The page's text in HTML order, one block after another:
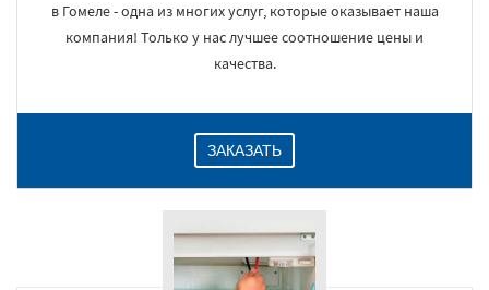
в Гомеле - одна из многих услуг, которые оказывает наша
компания! Только у нас лучшее соотношение цены и
качества.
ЗАКАЗАТЬ